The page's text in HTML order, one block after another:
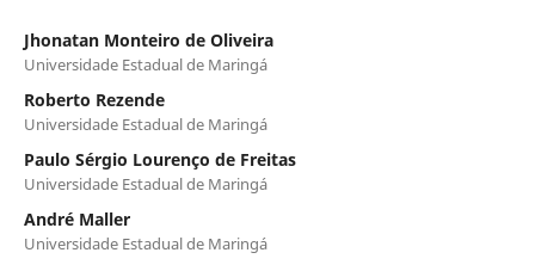
Jhonatan Monteiro de Oliveira
Universidade Estadual de Maringá
Roberto Rezende
Universidade Estadual de Maringá
Paulo Sérgio Lourenço de Freitas
Universidade Estadual de Maringá
André Maller
Universidade Estadual de Maringá